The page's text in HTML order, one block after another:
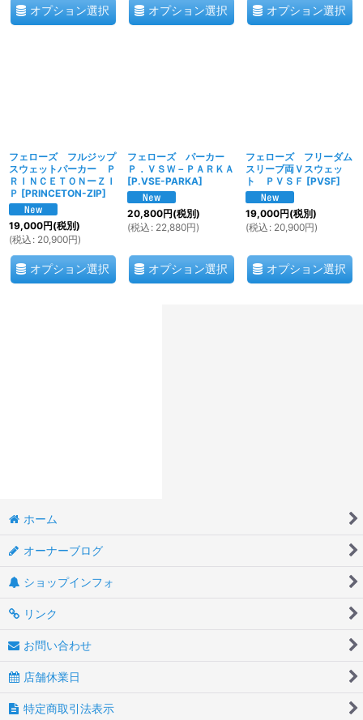
オプション選択 オプション選択 オプション選択
フェローズ フルジップ
スウェットパーカー Ｐ
ＲＩＮＣＥＴＯＮーＺＩ
Ｐ [PRINCETON-ZIP]
19,000円(税別)
(税込 : 20,900円)
オプション選択
フェローズ パーカー
Ｐ．ＶＳＷ－ＰＡＲＫＡ
[P.VSE-PARKA]
20,800円(税別)
(税込 : 22,880円)
オプション選択
フェローズ フリーダム
スリーブ両Ｖスウェッ
ト ＰＶＳＦ [PVSF]
19,000円(税別)
(税込 : 20,900円)
オプション選択
ホーム
オーナーブログ
ショップインフォ
リンク
お問い合わせ
店舗休業日
特定商取引法表示